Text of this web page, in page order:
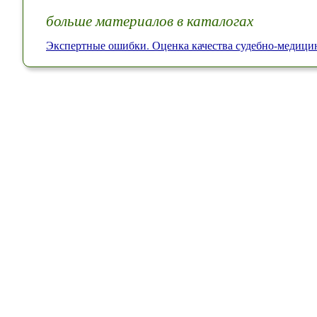
больше материалов в каталогах
Экспертные ошибки. Оценка качества судебно-